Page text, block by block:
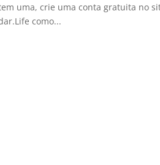
uma, crie uma conta gratuita no
como...